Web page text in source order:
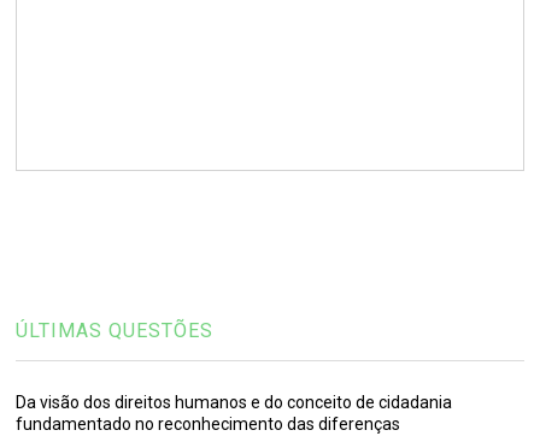
ÚLTIMAS QUESTÕES
Da visão dos direitos humanos e do conceito de cidadania
fundamentado no reconhecimento das diferenças